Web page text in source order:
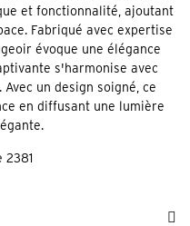
et fonctionnalité, ajoutant
Fabriqué avec expertise
évoque une élégance
s'harmonise avec
un design soigné, ce
en diffusant une lumière
2381